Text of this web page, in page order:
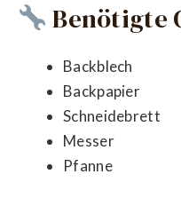
Benötigte
Backblech
Backpapier
Schneidebrett
Messer
Pfanne